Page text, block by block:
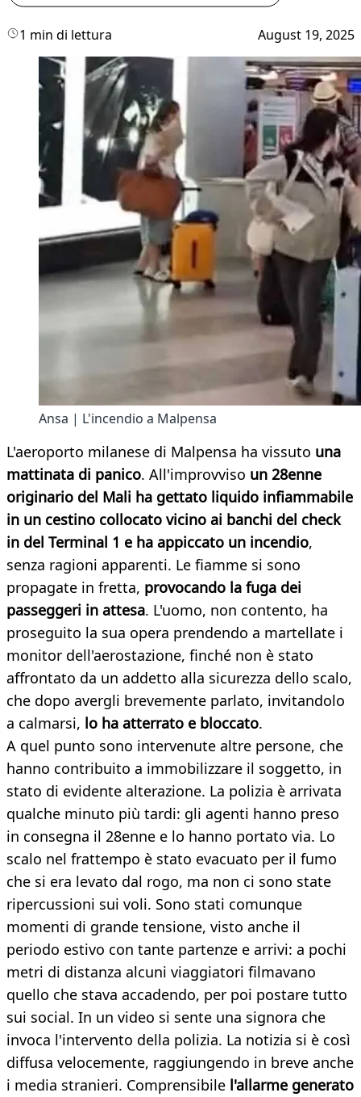
1 min di lettura August 19, 2025
Ansa | L'incendio a Malpensa
L'aeroporto milanese di Malpensa ha vissuto una
mattinata di panico. All'improvviso un 28enne
originario del Mali ha gettato liquido infiammabile
in un cestino collocato vicino ai banchi del check
in del Terminal 1 e ha appiccato un incendio,
senza ragioni apparenti. Le fiamme si sono
propagate in fretta, provocando la fuga dei
passeggeri in attesa. L'uomo, non contento, ha
proseguito la sua opera prendendo a martellate i
monitor dell'aerostazione, finché non è stato
affrontato da un addetto alla sicurezza dello scalo,
che dopo avergli brevemente parlato, invitandolo
a calmarsi, lo ha atterrato e bloccato.
A quel punto sono intervenute altre persone, che
hanno contribuito a immobilizzare il soggetto, in
stato di evidente alterazione. La polizia è arrivata
qualche minuto più tardi: gli agenti hanno preso
in consegna il 28enne e lo hanno portato via. Lo
scalo nel frattempo è stato evacuato per il fumo
che si era levato dal rogo, ma non ci sono state
ripercussioni sui voli. Sono stati comunque
momenti di grande tensione, visto anche il
periodo estivo con tante partenze e arrivi: a pochi
metri di distanza alcuni viaggiatori filmavano
quello che stava accadendo, per poi postare tutto
sui social. In un video si sente una signora che
invoca l'intervento della polizia. La notizia si è così
diffusa velocemente, raggiungendo in breve anche
i media stranieri. Comprensibile l'allarme generato